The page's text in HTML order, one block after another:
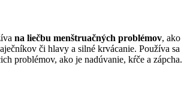
na liečbu menštruačných problémov, ako
či hlavy a silné krvácanie. Používa sa
problémov, ako je nadúvanie, kŕče a zápcha.